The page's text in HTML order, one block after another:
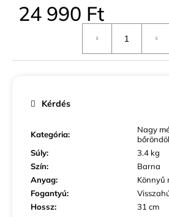
24 990 Ft
Kategória:
Nagy
Súly:
3.4 kg
Szín:
Barna
Anyag:
Könnyű
Fogantyú:
Hossz:
31 cm
Kérdés